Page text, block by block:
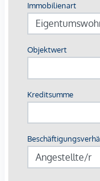
Klimaanlage in
Photovoltaik
Großzügige
Begrünter
Paketboxanlage
Smarte
Für nähere
Homepage:
einenpersönlichen